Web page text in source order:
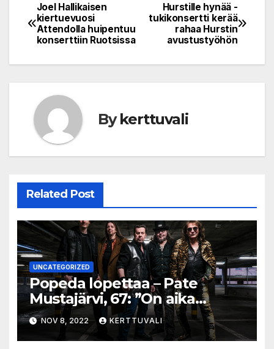
Post
navigation
Hurstille hynää -
tukikonsertti kerää
rahaa Hurstin
avustustyöhön
Joel Hallikaisen
kiertuevuosi
Attendolla huipentuu
konserttiin Ruotsissa
Bykerttuvali
Related Post
UNCATEGORIZED
Popeda lopettaa – Pate
Mustajärvi, 67: ”On aika
miettiä, mitä haluaa tehdä
isona”
NOV 8, 2022 KERTTUVALI